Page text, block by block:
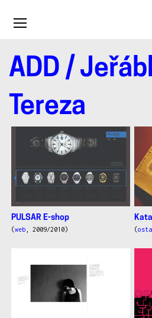
Toggle
ADD /
Tereza
Jeřábková
Tereza
PULSAR E-shop
(web, 2009/2010) (